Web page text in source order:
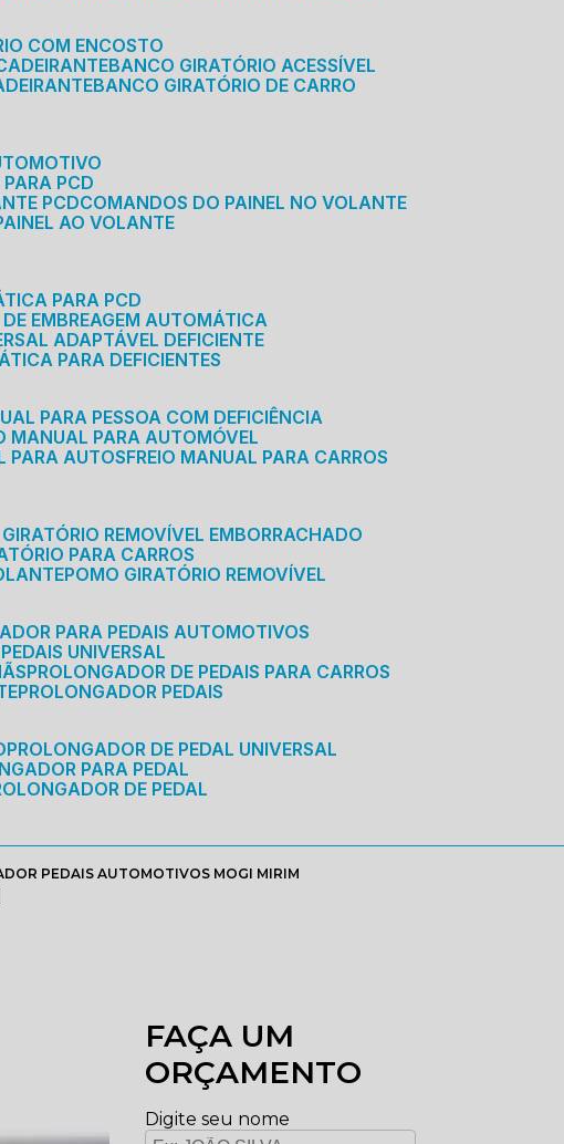
COM ENCOSTO
BANCO GIRATÓRIO ACESSÍVEL
BANCO GIRATÓRIO DE CARRO
PCD
PCD
COMANDOS DO PAINEL NO VOLANTE
AO VOLANTE
PARA PCD
DE EMBREAGEM AUTOMÁTICA
ADAPTÁVEL DEFICIENTE
PARA DEFICIENTES
PARA PESSOA COM DEFICIÊNCIA
MANUAL PARA AUTOMÓVEL
PARA AUTOS FREIO MANUAL PARA CARROS
GIRATÓRIO REMOVÍVEL EMBORRACHADO
PARA CARROS
POMO GIRATÓRIO REMOVÍVEL
PARA PEDAIS AUTOMOTIVOS
UNIVERSAL
PROLONGADOR DE PEDAIS PARA CARROS
PROLONGADOR PEDAIS
PROLONGADOR DE PEDAL UNIVERSAL
PARA PEDAL
DE PEDAL
PEDAIS AUTOMOTIVOS MOGI MIRIM
FAÇA UM
ORÇAMENTO
Digite seu nome